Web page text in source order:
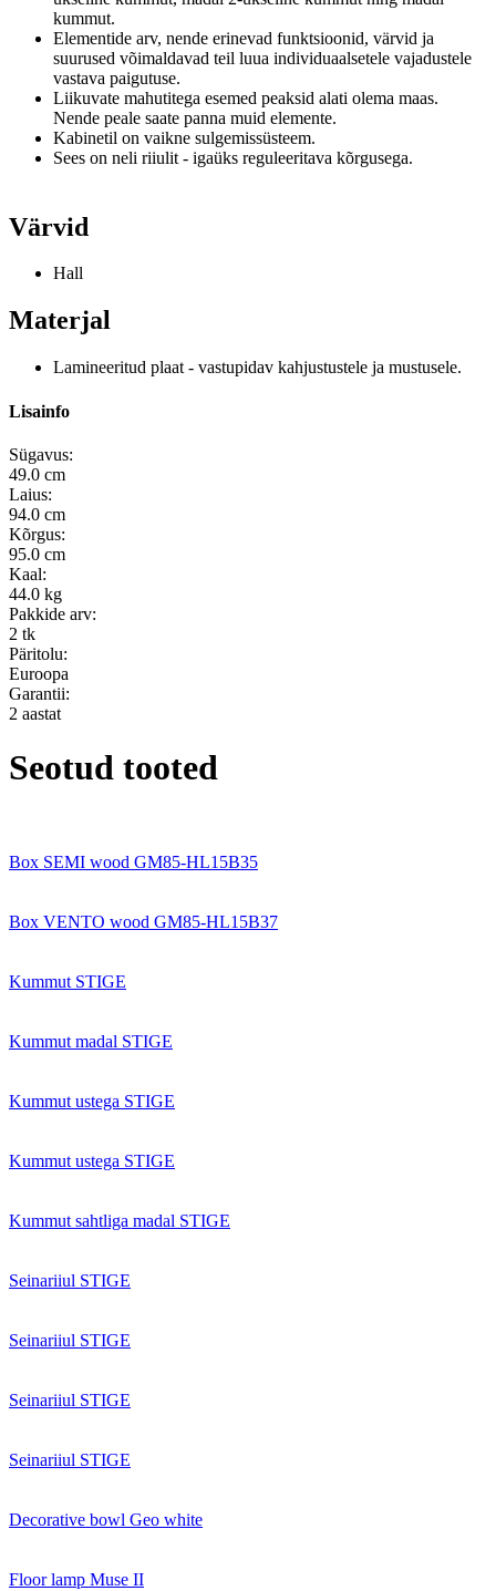
kummut.
Elementide arv, nende erinevad funktsioonid, värvid ja
suurused võimaldavad teil luua individuaalsetele vajadustele
vastava paigutuse.
Liikuvate mahutitega esemed peaksid alati olema maas.
Nende peale saate panna muid elemente.
Kabinetil on vaikne sulgemissüsteem.
Sees on neli riiulit - igaüks reguleeritava kõrgusega.
Värvid
Hall
Materjal
Lamineeritud plaat - vastupidav kahjustustele ja mustusele.
Lisainfo
Sügavus:
49.0 cm
Laius:
94.0 cm
Kõrgus:
95.0 cm
Kaal:
44.0 kg
Pakkide arv:
2 tk
Päritolu:
Euroopa
Garantii:
2 aastat
Seotud tooted
Box SEMI wood GM85-HL15B35
Box VENTO wood GM85-HL15B37
Kummut STIGE
Kummut madal STIGE
Kummut ustega STIGE
Kummut ustega STIGE
Kummut sahtliga madal STIGE
Seinariiul STIGE
Seinariiul STIGE
Seinariiul STIGE
Seinariiul STIGE
Decorative bowl Geo white
Floor lamp Muse II